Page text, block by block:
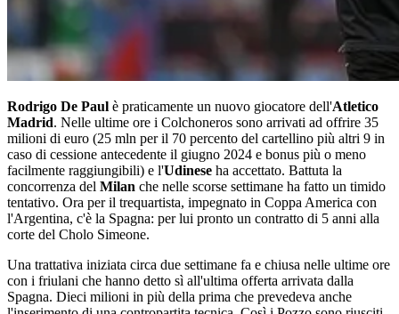
Rodrigo De Paul è praticamente un nuovo giocatore dell'Atletico
Madrid. Nelle ultime ore i Colchoneros sono arrivati ad offrire 35
milioni di euro (25 mln per il 70 percento del cartellino più altri 9 in
caso di cessione antecedente il giugno 2024 e bonus più o meno
facilmente raggiungibili) e l'Udinese ha accettato. Battuta la
concorrenza del Milan che nelle scorse settimane ha fatto un timido
tentativo. Ora per il trequartista, impegnato in Coppa America con
l'Argentina, c'è la Spagna: per lui pronto un contratto di 5 anni alla
corte del Cholo Simeone.
Una trattativa iniziata circa due settimane fa e chiusa nelle ultime ore
con i friulani che hanno detto sì all'ultima offerta arrivata dalla
Spagna. Dieci milioni in più della prima che prevedeva anche